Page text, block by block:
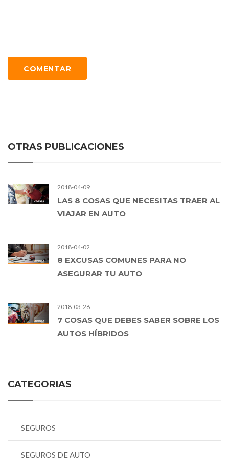
COMENTAR
OTRAS PUBLICACIONES
2018-04-09
LAS 8 COSAS QUE NECESITAS TRAER AL
VIAJAR EN AUTO
2018-04-02
8 EXCUSAS COMUNES PARA NO
ASEGURAR TU AUTO
2018-03-26
7 COSAS QUE DEBES SABER SOBRE LOS
AUTOS HÍBRIDOS
CATEGORIAS
SEGUROS
SEGUROS DE AUTO